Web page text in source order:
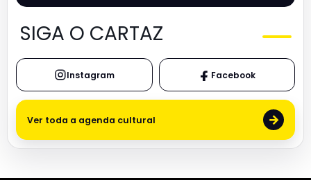
SIGA O CARTAZ
Instagram Facebook
Ver toda a agenda cultural →